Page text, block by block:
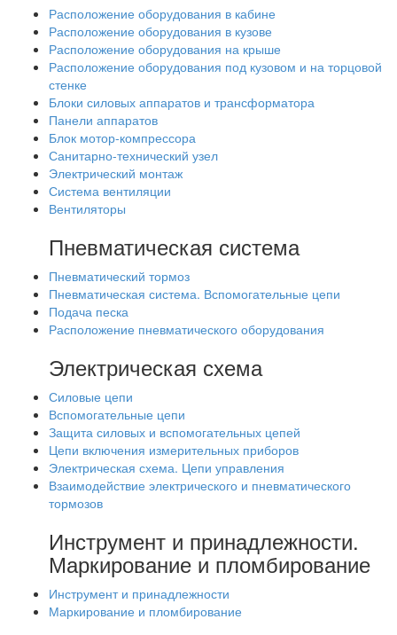
Расположение оборудования в кабине
Расположение оборудования в кузове
Расположение оборудования на крыше
Расположение оборудования под кузовом и на торцовой
стенке
Блоки силовых аппаратов и трансформатора
Панели аппаратов
Блок мотор-компрессора
Санитарно-технический узел
Электрический монтаж
Система вентиляции
Вентиляторы
Пневматическая система
Пневматический тормоз
Пневматическая система. Вспомогательные цепи
Подача песка
Расположение пневматического оборудования
Электрическая схема
Силовые цепи
Вспомогательные цепи
Защита силовых и вспомогательных цепей
Цепи включения измерительных приборов
Электрическая схема. Цепи управления
Взаимодействие электрического и пневматического
тормозов
Инструмент и принадлежности.
Маркирование и пломбирование
Инструмент и принадлежности
Маркирование и пломбирование